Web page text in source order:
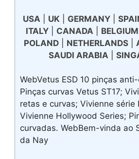
USA UK GERMANY|
ITALY| CANADA BELGIUM
POLAND| NETHERLANDS|
SAUDI ARABIA
WebVetus ESD 10 pinças
Pinças curvas Vetus ST17;
retas e curvas; Vivienne série
Vivienne Hollywood Series;
curvadas. WebBem-vinda ao
da Nay